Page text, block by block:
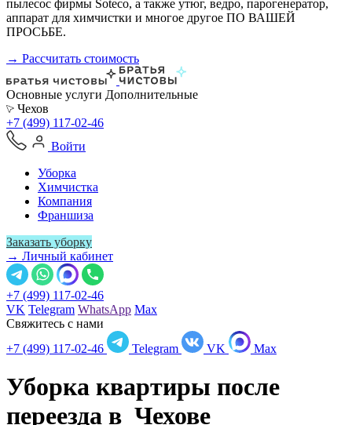
пылесос фирмы Soteco, а также утюг, ведро, парогенератор,
аппарат для химчистки и многое другое ПО ВАШЕЙ
ПРОСЬБЕ.
→ Рассчитать стоимость
Основные услуги Дополнительные
Чехов
+7 (499) 117-02-46
Войти
Уборка
Химчистка
Компания
Франшиза
Заказать уборку
→ Личный кабинет
+7 (499) 117-02-46
VK Telegram WhatsApp Max
Свяжитесь с нами
+7 (499) 117-02-46
Telegram VK Max
Уборка квартиры после
переезда в Чехове